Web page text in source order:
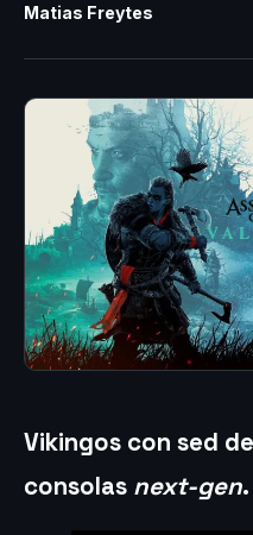
Matias Freytes
Vikingos con sed
consolas next-gen.